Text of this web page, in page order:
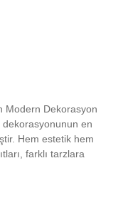
Modern Dekorasyon
dekorasyonunun en
Hem estetik hem
farklı tarzlara